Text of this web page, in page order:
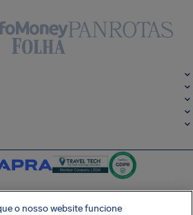
o nosso website funcione